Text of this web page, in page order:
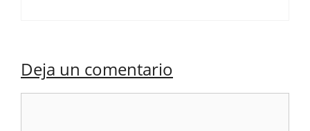
Deja un comentario